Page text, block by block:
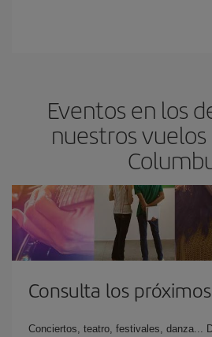
Eventos en los
nuestros
Consulta los
Conciertos, teatro, festivales, danza...